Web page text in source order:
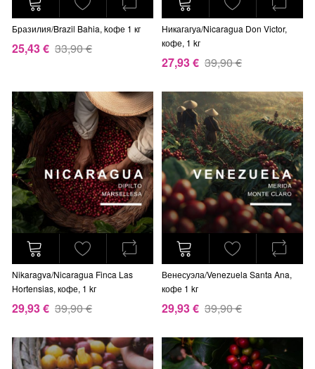
Бразилия/Brazil Bahia, kофе 1 кг
25,43 € 33,90 €
Никагагуа/Nicaragua Don Victor,
кофе, 1 kг
27,93 € 39,90 €
Nikaragva/Nicaragua Finca Las
Hortensias, кофе, 1 kг
29,93 € 39,90 €
Венесуэла/Venezuela Santa Ana,
кофе 1 kг
29,93 € 39,90 €